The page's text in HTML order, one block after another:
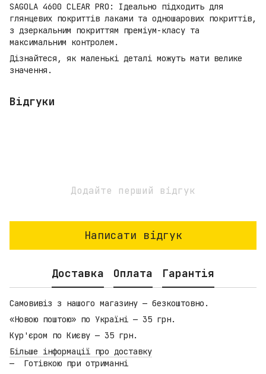
SAGOLA 4600 CLEAR PRO: Ідеально підходить для
глянцевих покриттів лаками та одношарових покриттів,
з дзеркальним покриттям преміум-класу та
максимальним контролем.
Дізнайтеся, як маленькі деталі можуть мати велике
значення.
Відгуки
Додайте перший відгук
Написати відгук
Доставка Оплата Гарантія
Самовивіз з нашого магазину — безкоштовно.
«Новою поштою» по Україні — 35 грн.
Кур'єром по Києву — 35 грн.
Більше інформації про доставку
Готівкою при отриманні